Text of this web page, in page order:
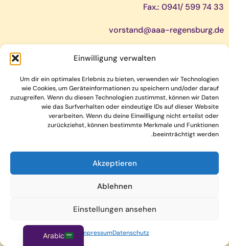
Einwilligung verwalten
Um dir ein optimales Erlebnis zu bieten, verwenden wir Technologien
wie Cookies, um Geräteinformationen zu speichern und/oder darauf
zuzugreifen. Wenn du diesen Technologien zustimmst, können wir Daten
wie das Surfverhalten oder eindeutige IDs auf dieser Website
verarbeiten. Wenn du deine Einwilligung nicht erteilst oder
zurückziehst, können bestimmte Merkmale und Funktionen
beeinträchtigt werden.
Akzeptieren
Ablehnen
Einstellungen ansehen
Datenschutz
Impressum
Fax.: 0941/ 599 74 33
vorstand@aaa-regensburg.de
Amtsgericht Regensburg – Registergericht
Copyright © 2026 SuPortA – Care Together. Alle Rechte
Impressum|Datenschutz
Arabic